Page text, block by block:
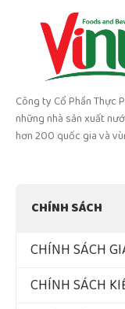
Công ty Cổ Phần Thực
những nhà sản xuất
hơn 200 quốc gia và
CHÍNH SÁCH
CHÍNH SÁCH
CHÍNH SÁCH